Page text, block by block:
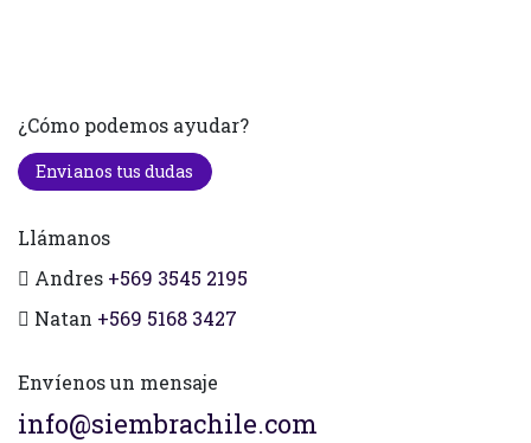
¿Cómo podemos ayudar?
Envianos tus dudas
Llámanos
Andres +569 3545 2195
Natan +569 5168 3427
Envíenos un mensaje
info@siembrachile.com